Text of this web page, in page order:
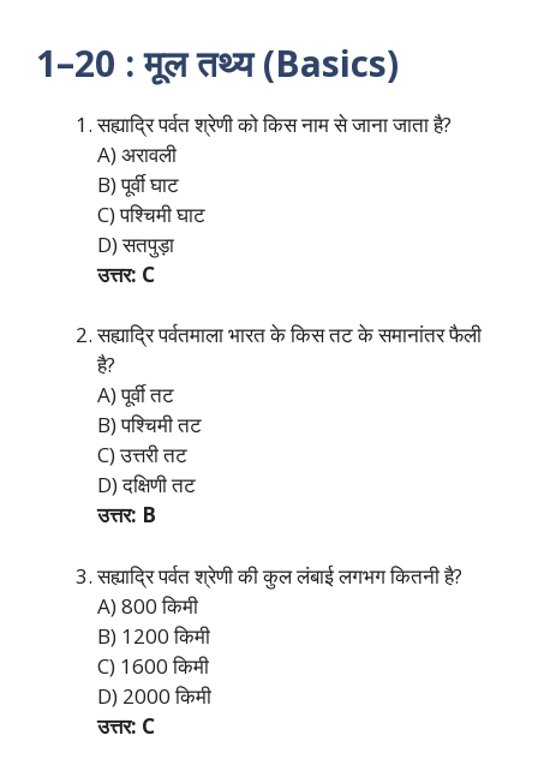
1–20 : मूल तथ्य (Basics)
सह्याद्रि पर्वत श्रेणी को किस नाम से जाना जाता है?
A) अरावली
B) पूर्वी घाट
C) पश्चिमी घाट
D) सतपुड़ा
उत्तर: C
सह्याद्रि पर्वतमाला भारत के किस तट के समानांतर फैली
है?
A) पूर्वी तट
B) पश्चिमी तट
C) उत्तरी तट
D) दक्षिणी तट
उत्तर: B
सह्याद्रि पर्वत श्रेणी की कुल लंबाई लगभग कितनी है?
A) 800 किमी
B) 1200 किमी
C) 1600 किमी
D) 2000 किमी
उत्तर: C